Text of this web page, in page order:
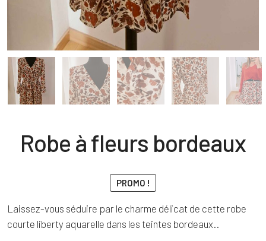
Robe à fleurs bordeaux
PROMO !
Laissez-vous séduire par le charme délicat de cette robe
courte liberty aquarelle dans les teintes bordeaux..